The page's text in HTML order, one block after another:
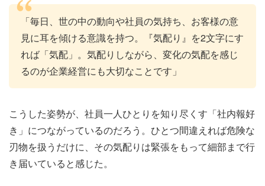
「毎日、世の中の動向や社員の気持ち、お客様の意
見に耳を傾ける意識を持つ。『気配り』を2文字にす
れば「気配」。気配りしながら、変化の気配を感じ
るのが企業経営にも大切なことです」
こうした姿勢が、社員一人ひとりを知り尽くす「社内報好
き」につながっているのだろう。ひとつ間違えれば危険な
刃物を扱うだけに、その気配りは緊張をもって細部まで行
き届いていると感じた。